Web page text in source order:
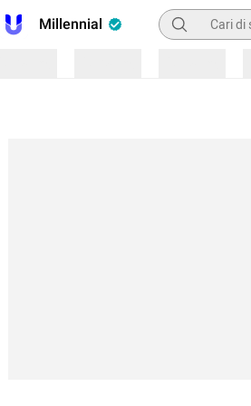
Millennial Pencarian